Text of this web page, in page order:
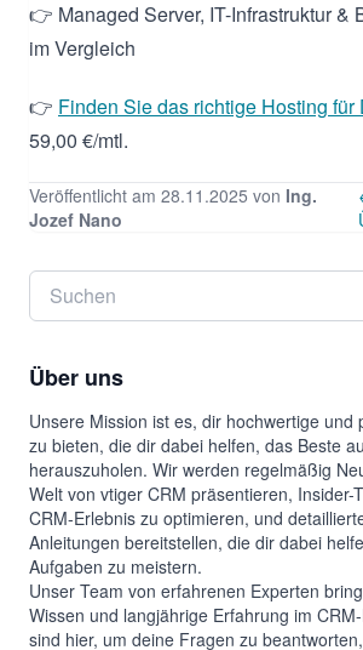
👉 Managed Server, IT-Infrastruktur &
im Vergleich
👉 Finden Sie das richtige Hosting für
59,00 €/mtl.
Veröffentlicht am 28.11.2025 von Ing.
Jozef Nano
Über uns
Unsere Mission ist es, dir hochwertige und
zu bieten, die dir dabei helfen, das Beste
herauszuholen. Wir werden regelmäßig
Welt von vtiger CRM präsentieren, Insider-
CRM-Erlebnis zu optimieren, und
Anleitungen bereitstellen, die dir dabei
Aufgaben zu meistern.
Unser Team von erfahrenen Experten
Wissen und langjährige Erfahrung im
sind hier, um deine Fragen zu